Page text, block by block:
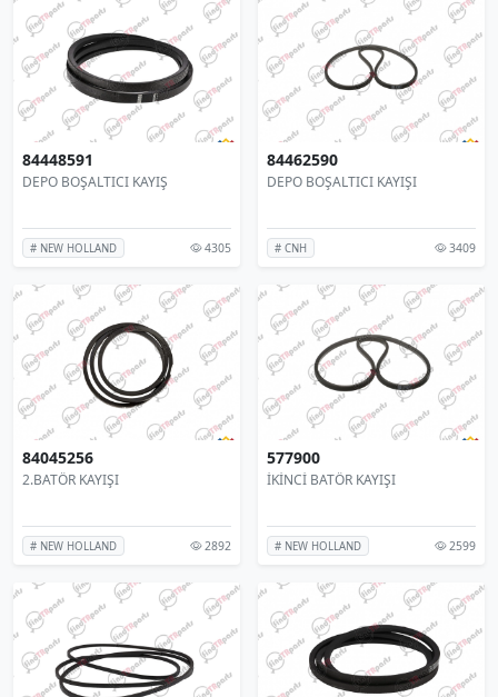
84448591
DEPO BOŞALTICI KAYIŞ
# NEW HOLLAND 4305
84462590
DEPO BOŞALTICI KAYIŞI
# CNH 3409
84045256
2.BATÖR KAYIŞI
# NEW HOLLAND 2892
577900
İKİNCİ BATÖR KAYIŞI
# NEW HOLLAND 2599